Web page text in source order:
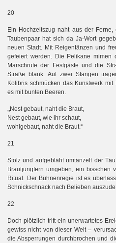
20
Ein Hochzeitszug naht aus der
Taubenpaar hat sich da Ja-Wort
neuen Stadt. Mit Reigentänzen und
gefeiert werden. Die Pelikane mimen
Marschrute der Festgäste und die
Straße blank. Auf zwei Stangen
Kolibris schmücken das Kunstwerk
es mit bunten Beeren.
„Nest gebaut, naht die Braut,
Nest gebaut, wie ihr schaut,
wohlgebaut, naht die Braut.“
21
Stolz und aufgebläht umtänzelt der
Brautjungfern umgeben, ein bisschen
Ritual. Der Bühnenregie ist es
Schnickschnack nach Belieben
22
Doch plötzlich tritt ein unerwartetes
gewiss nicht von dieser Welt –
die Absperrungen durchbrochen und